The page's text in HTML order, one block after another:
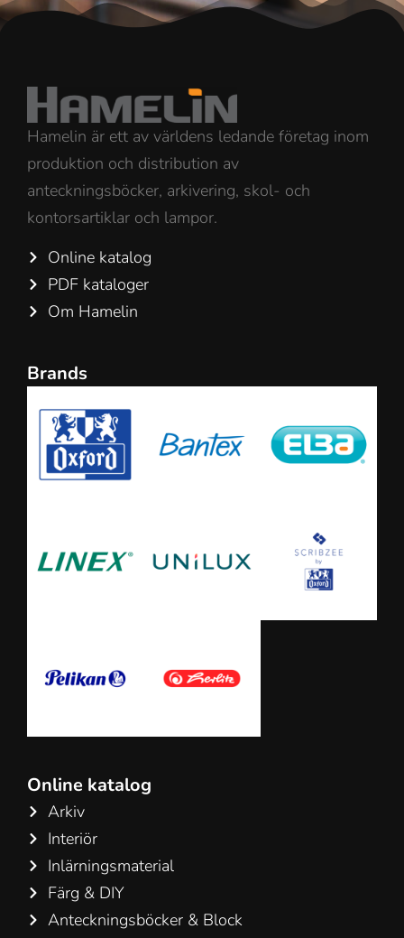
Hamelin är ett av världens ledande företag inom
produktion och distribution av
anteckningsböcker, arkivering, skol- och
kontorsartiklar och lampor.
Online katalog
PDF kataloger
Om Hamelin
Brands
Online katalog
Arkiv
Interiör
Inlärningsmaterial
Färg & DIY
Anteckningsböcker & Block